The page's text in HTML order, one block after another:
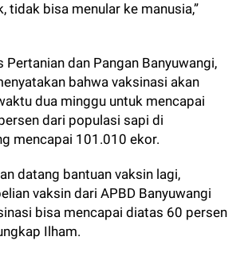
tidak bisa menular ke manusia,”
Pertanian dan Pangan Banyuwangi,
bahwa vaksinasi akan
dua minggu untuk mencapai
dari populasi sapi di
mencapai 101.010 ekor.
datang bantuan vaksin lagi,
vaksin dari APBD Banyuwangi
bisa mencapai diatas 60 persen
Ilham.